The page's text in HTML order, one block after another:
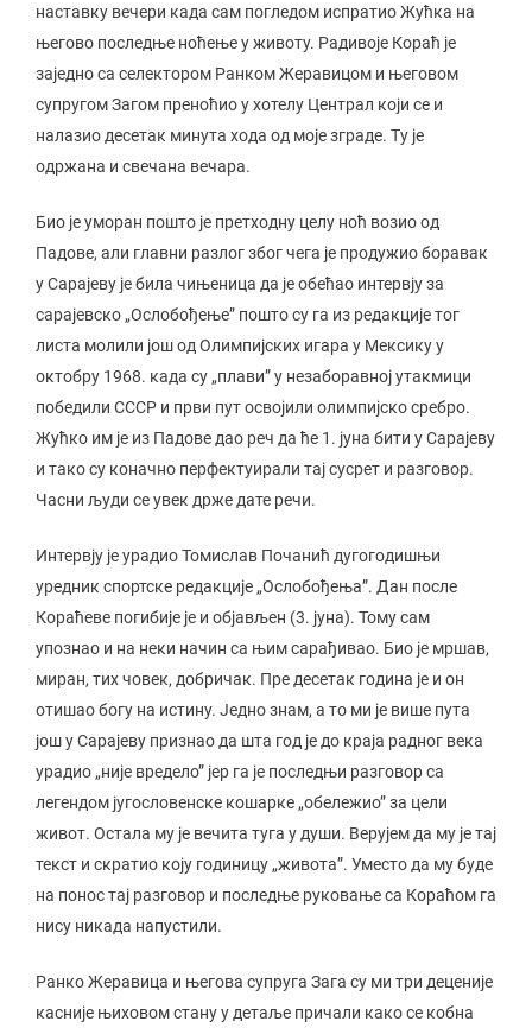
наставку вечери када сам погледом испратио Жућка на
његово последње ноћење у животу. Радивоје Кораћ је
заједно са селектором Ранком Жеравицом и његовом
супругом Загом преноћио у хотелу Централ који се и
налазио десетак минута хода од моје зграде. Ту је
одржана и свечана вечара.
Био је уморан пошто је претходну целу ноћ возио од
Падове, али главни разлог због чега је продужио боравак
у Сарајеву је била чињеница да је обећао интервју за
сарајевско „Ослобођење” пошто су га из редакције тог
листа молили још од Олимпијских игара у Мексику у
октобру 1968. када су „плави” у незаборавној утакмици
победили СССР и први пут освојили олимпијско сребро.
Жућко им је из Падове дао реч да ће 1. јуна бити у Сарајеву
и тако су коначно перфектуирали тај сусрет и разговор.
Часни људи се увек држе дате речи.
Интервју је урадио Томислав Почанић дугогодишњи
уредник спортске редакције „Ослобођења”. Дан после
Кораћеве погибије је и објављен (3. јуна). Тому сам
упознао и на неки начин са њим сарађивао. Био је мршав,
миран, тих човек, добричак. Пре десетак година је и он
отишао богу на истину. Једно знам, а то ми је више пута
још у Сарајеву признао да шта год је до краја радног века
урадио „није вредело” јер га је последњи разговор са
легендом југословенске кошарке „обележио” за цели
живот. Остала му је вечита туга у души. Верујем да му је тај
текст и скратио коју годиницу „живота”. Уместо да му буде
на понос тај разговор и последње руковање са Кораћом га
нису никада напустили.
Ранко Жеравица и његова супруга Зага су ми три деценије
касније њиховом стану у детаље причали како се кобна